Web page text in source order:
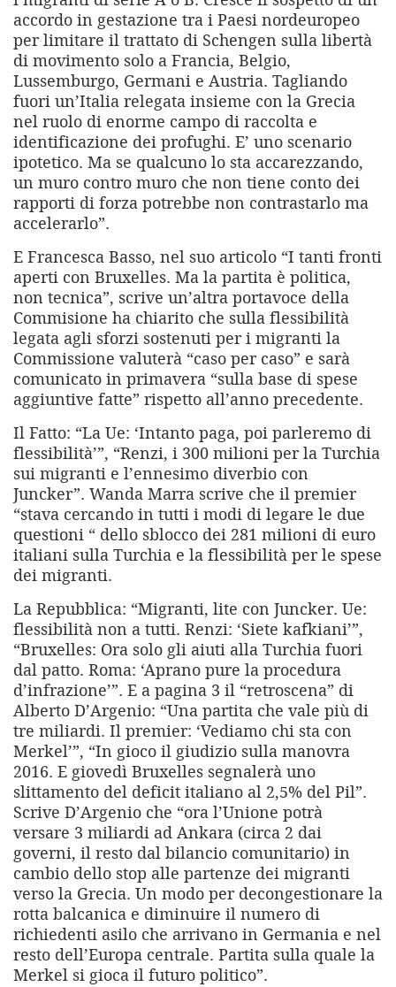
accordo in gestazione tra i Paesi nordeuropeo
per limitare il trattato di Schengen sulla libertà
di movimento solo a Francia, Belgio,
Lussemburgo, Germani e Austria. Tagliando
fuori un’Italia relegata insieme con la Grecia
nel ruolo di enorme campo di raccolta e
identificazione dei profughi. E’ uno scenario
ipotetico. Ma se qualcuno lo sta accarezzando,
un muro contro muro che non tiene conto dei
rapporti di forza potrebbe non contrastarlo ma
accelerarlo”.
E Francesca Basso, nel suo articolo “I tanti fronti
aperti con Bruxelles. Ma la partita è politica,
non tecnica”, scrive un’altra portavoce della
Commisione ha chiarito che sulla flessibilità
legata agli sforzi sostenuti per i migranti la
Commissione valuterà “caso per caso” e sarà
comunicato in primavera “sulla base di spese
aggiuntive fatte” rispetto all’anno precedente.
Il Fatto: “La Ue: ‘Intanto paga, poi parleremo di
flessibilità’”, “Renzi, i 300 milioni per la Turchia
sui migranti e l’ennesimo diverbio con
Juncker”. Wanda Marra scrive che il premier
“stava cercando in tutti i modi di legare le due
questioni “ dello sblocco dei 281 milioni di euro
italiani sulla Turchia e la flessibilità per le spese
dei migranti.
La Repubblica: “Migranti, lite con Juncker. Ue:
flessibilità non a tutti. Renzi: ‘Siete kafkiani’”,
“Bruxelles: Ora solo gli aiuti alla Turchia fuori
dal patto. Roma: ‘Aprano pure la procedura
d’infrazione’”. E a pagina 3 il “retroscena” di
Alberto D’Argenio: “Una partita che vale più di
tre miliardi. Il premier: ‘Vediamo chi sta con
Merkel’”, “In gioco il giudizio sulla manovra
2016. E giovedì Bruxelles segnalerà uno
slittamento del deficit italiano al 2,5% del Pil”.
Scrive D’Argenio che “ora l’Unione potrà
versare 3 miliardi ad Ankara (circa 2 dai
governi, il resto dal bilancio comunitario) in
cambio dello stop alle partenze dei migranti
verso la Grecia. Un modo per decongestionare la
rotta balcanica e diminuire il numero di
richiedenti asilo che arrivano in Germania e nel
resto dell’Europa centrale. Partita sulla quale la
Merkel si gioca il futuro politico”.